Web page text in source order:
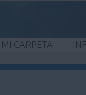
MI CARPETA